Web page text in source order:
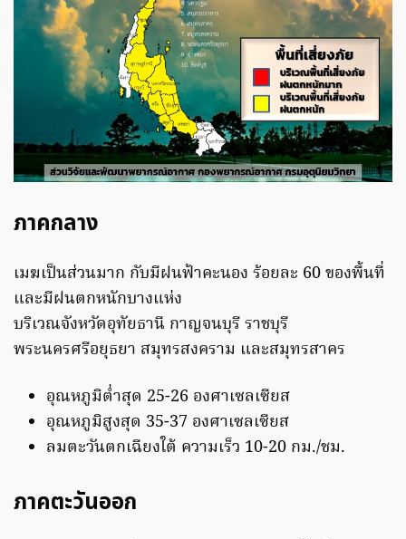
ภาคกลาง
เมฆเป็นส่วนมาก กับมีฝนฟ้าคะนอง ร้อยละ 60 ของพื้นที่
และมีฝนตกหนักบางแห่ง
บริเวณจังหวัดอุทัยธานี กาญจนบุรี ราชบุรี
พระนครศรีอยุธยา สมุทรสงคราม และสมุทรสาคร
อุณหภูมิต่ำสุด 25-26 องศาเซลเซียส
อุณหภูมิสูงสุด 35-37 องศาเซลเซียส
ลมตะวันตกเฉียงใต้ ความเร็ว 10-20 กม./ชม.
ภาคตะวันออก